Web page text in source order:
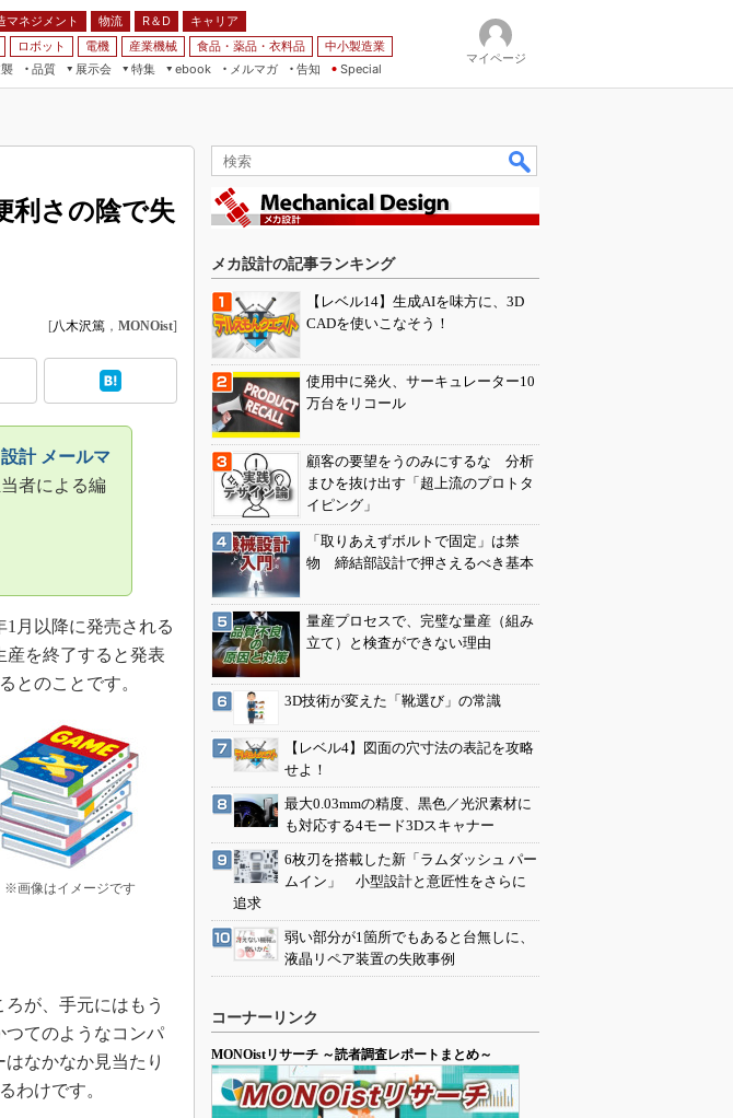
マネジメント 物流 R＆D
キャリア
ロボット 電機 産業機械 食品・薬品・衣料品
中小製造業
品質
展示会
特集
タ
開発
ebook
メルマガ
告知 Special
マイページ
利さの陰で失
[八木沢篤 ， MONOist]
計 メールマ
者による編
月以降に発売される
産を終了すると発表
とのことです。
※画像はイメージです
が、手元にはもう
つてのようなコンパ
なかなか見当たり
わけです。
メカ設計の記事ランキング
【レベル14】生成AIを味方に、3D
CADを使いこなそう！
使用中に発火、サーキュレーター10
万台をリコール
顧客の要望をうのみにするな 分析
まひを抜け出す「超上流のプロトタ
イピング」
「取りあえずボルトで固定」は禁
物 締結部設計で押さえるべき基本
量産プロセスで、完璧な量産（組み
立て）と検査ができない理由
3D技術が変えた「靴選び」の常識
【レベル4】図面の穴寸法の表記を攻略
せよ！
最大0.03mmの精度、黒色／光沢素材に
も対応する4モード3Dスキャナー
6枚刃を搭載した新「ラムダッシュ パー
ムイン」 小型設計と意匠性をさらに
追求
弱い部分が1箇所でもあると台無しに、
液晶リペア装置の失敗事例
コーナーリンク
MONOistリサーチ ～読者調査レポートまとめ～